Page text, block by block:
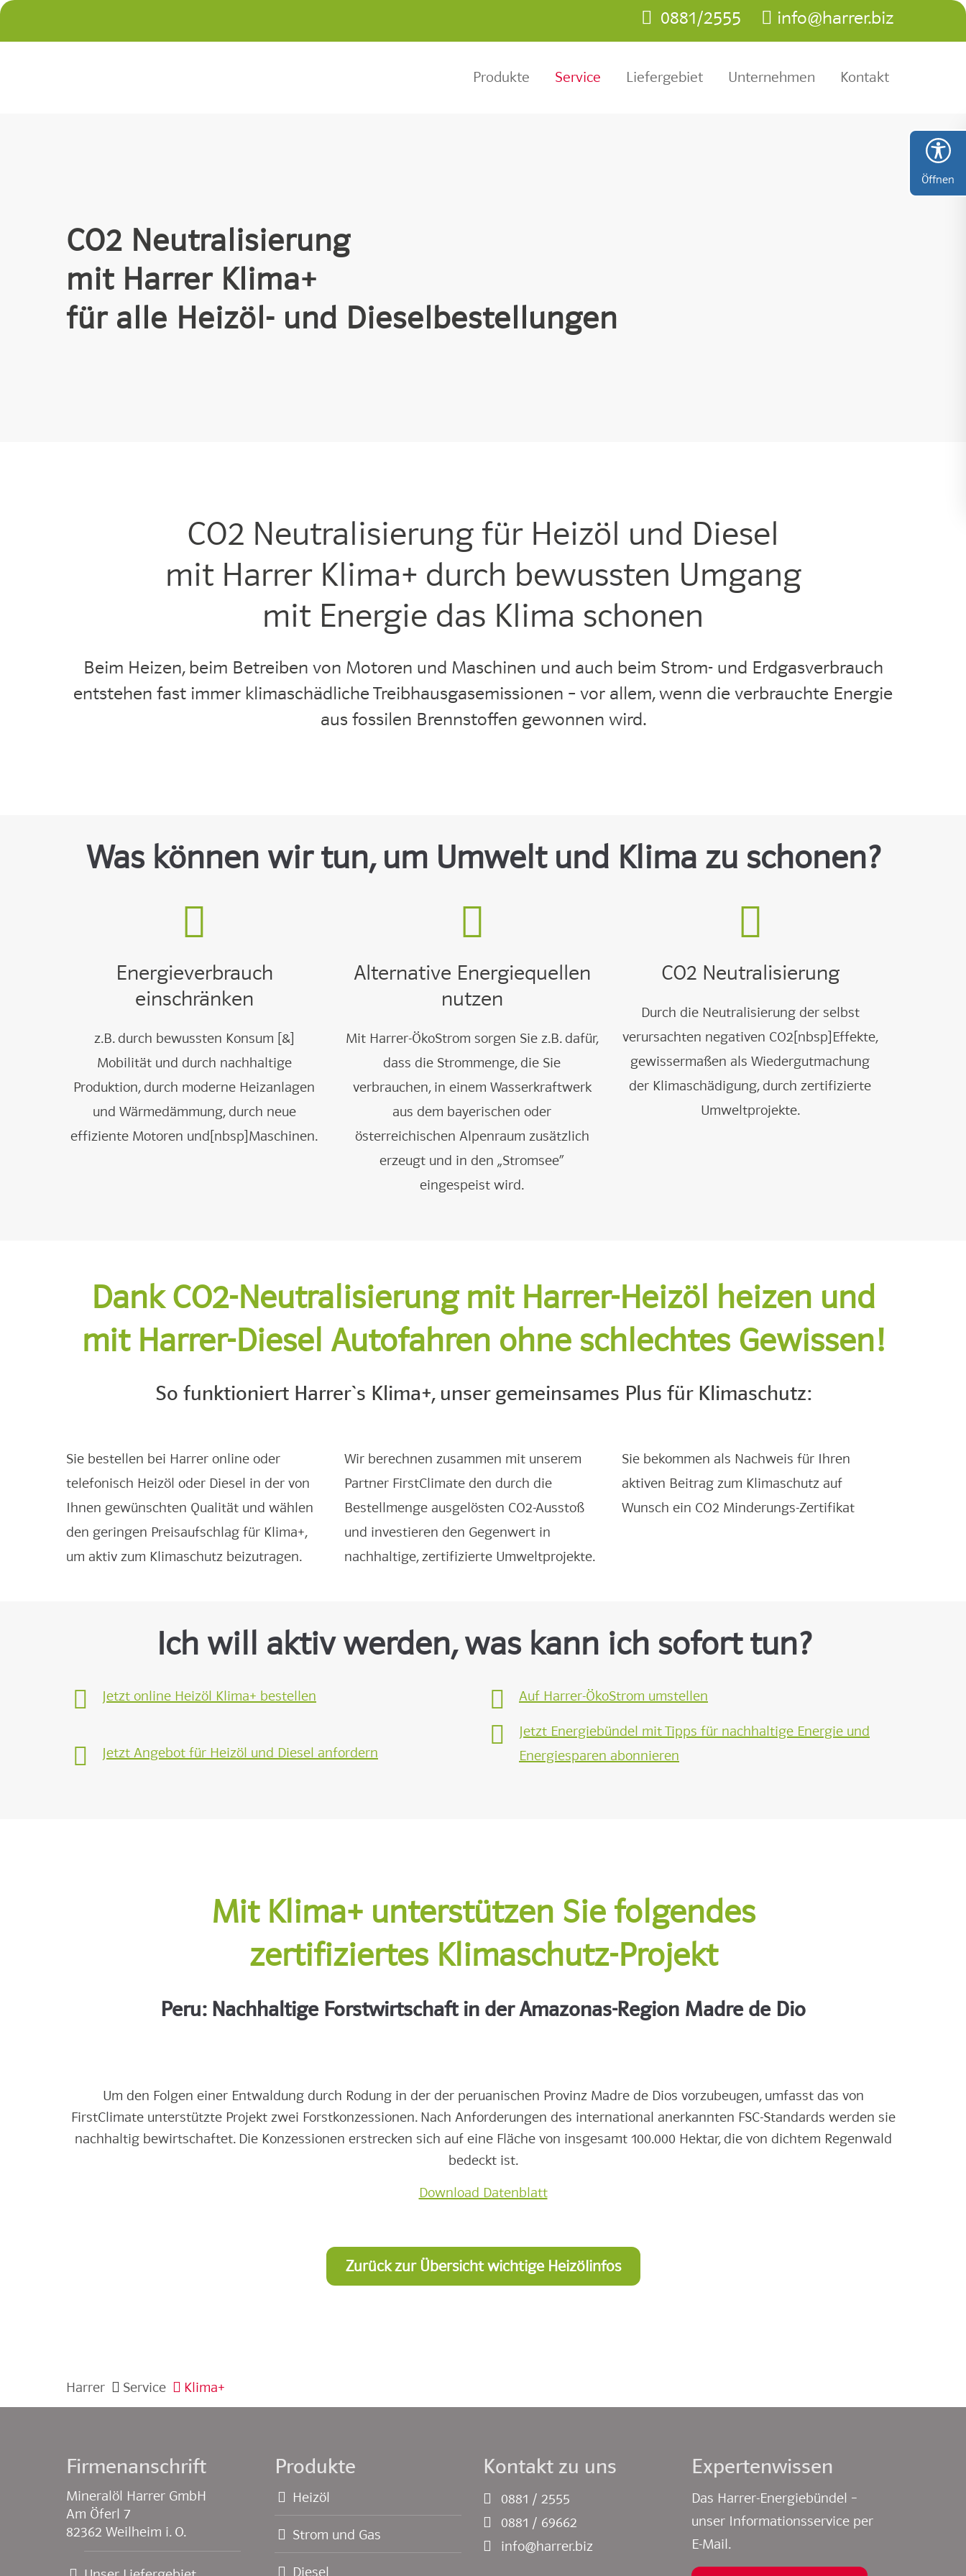
0881/2555 info@harrer.biz
Produkte Service Liefergebiet Unternehmen Kontakt
CO2 Neutralisierung
mit Harrer Klima+
für alle Heizöl- und Dieselbestellungen
CO2 Neutralisierung für Heizöl und Diesel
mit Harrer Klima+ durch bewussten Umgang
mit Energie das Klima schonen
Beim Heizen, beim Betreiben von Motoren und Maschinen und auch beim Strom- und Erdgasverbrauch
entstehen fast immer klimaschädliche Treibhausgasemissionen – vor allem, wenn die verbrauchte Energie
aus fossilen Brennstoffen gewonnen wird.
Was können wir tun, um Umwelt und Klima zu schonen?
Energieverbrauch
einschränken
z.B. durch bewussten Konsum [&]
Mobilität und durch nachhaltige
Produktion, durch moderne Heizanlagen
und Wärmedämmung, durch neue
effiziente Motoren und[nbsp]Maschinen.
Alternative Energiequellen
nutzen
Mit Harrer-ÖkoStrom sorgen Sie z.B. dafür,
dass die Strommenge, die Sie
verbrauchen, in einem Wasserkraftwerk
aus dem bayerischen oder
österreichischen Alpenraum zusätzlich
erzeugt und in den „Stromsee“
eingespeist wird.
CO2 Neutralisierung
Durch die Neutralisierung der selbst
verursachten negativen CO2[nbsp]Effekte,
gewissermaßen als Wiedergutmachung
der Klimaschädigung, durch zertifizierte
Umweltprojekte.
Dank CO2-Neutralisierung mit Harrer-Heizöl heizen und
mit Harrer-Diesel Autofahren ohne schlechtes Gewissen!
So funktioniert Harrer`s Klima+, unser gemeinsames Plus für Klimaschutz:
Sie bestellen bei Harrer online oder
telefonisch Heizöl oder Diesel in der von
Ihnen gewünschten Qualität und wählen
den geringen Preisaufschlag für Klima+,
um aktiv zum Klimaschutz beizutragen.
Wir berechnen zusammen mit unserem
Partner FirstClimate den durch die
Bestellmenge ausgelösten CO2-Ausstoß
und investieren den Gegenwert in
nachhaltige, zertifizierte Umweltprojekte.
Sie bekommen als Nachweis für Ihren
aktiven Beitrag zum Klimaschutz auf
Wunsch ein CO2 Minderungs-Zertifikat
Ich will aktiv werden, was kann ich sofort tun?
Jetzt online Heizöl Klima+ bestellen
Jetzt Angebot für Heizöl und Diesel anfordern
Auf Harrer-ÖkoStrom umstellen
Jetzt Energiebündel mit Tipps für nachhaltige Energie und
Energiesparen abonnieren
Mit Klima+ unterstützen Sie folgendes
zertifiziertes Klimaschutz-Projekt
Peru: Nachhaltige Forstwirtschaft in der Amazonas-Region Madre de Dio
Um den Folgen einer Entwaldung durch Rodung in der der peruanischen Provinz Madre de Dios vorzubeugen, umfasst das von
FirstClimate unterstützte Projekt zwei Forstkonzessionen. Nach Anforderungen des international anerkannten FSC-Standards werden sie
nachhaltig bewirtschaftet. Die Konzessionen erstrecken sich auf eine Fläche von insgesamt 100.000 Hektar, die von dichtem Regenwald
bedeckt ist.
Download Datenblatt
Zurück zur Übersicht wichtige Heizölinfos
Harrer Service Klima+
Firmenanschrift
Mineralöl Harrer GmbH
Am Öferl 7
82362 Weilheim i. O.
Produkte
Heizöl
Strom und Gas
Diesel
Kontakt zu uns
0881 / 2555
0881 / 69662
info@harrer.biz
Experten­wissen
Das Harrer-Energiebündel –
unser Informationsservice per
E-Mail.
Öffnen